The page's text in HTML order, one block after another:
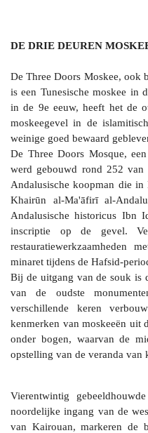
DE DRIE DEUREN
De Three Doors Moskee, ook
is een Tunesische moskee in
in de 9e eeuw, heeft het de
moskeegevel in de
weinige goed bewaard
De Three Doors Mosque,
werd gebouwd rond 252
Andalusische koopman die
Khairūn al-Ma'āfirī al-
Andalusische historicus Ibn
inscriptie op de gevel.
restauratiewerkzaamheden
minaret tijdens de Hafsid-
Bij de uitgang van de souk is
van de oudste
verschillende keren
kenmerken van moskeeën uit
onder bogen, waarvan de
opstelling van de veranda van
Vierentwintig
noordelijke ingang van de
van Kairouan, markeren de